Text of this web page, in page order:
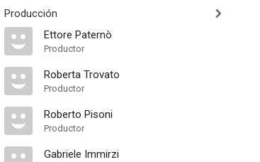
Producción
Ettore Paternò
Productor
Roberta Trovato
Productor
Roberto Pisoni
Productor
Gabriele Immirzi